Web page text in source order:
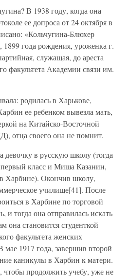
В 1938 году, когда она
ее допроса от 24 октября в
«Кольчугина-Блюхер
года рождения, уроженка г.
служащая, до ареста
факультета Академии связи им.
родилась в Харькове,
ее ребенком вывезла мать,
на Китайско-Восточной
отца своего она не помнит.
девочку в русскую школу (тогда
класс и Миша Казанин,
Харбине). Окончив школу,
училище[41]. После
в Харбине по торговой
и тогда она отправилась искать
она становится студенткой
факультета женских
мае 1917 года, завершив второй
каникулы в Харбин к матери.
чтобы продолжить учебу, уже не